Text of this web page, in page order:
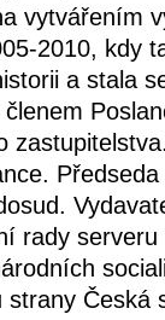
vytvářením
2010, kdy
a stala
rady
strany